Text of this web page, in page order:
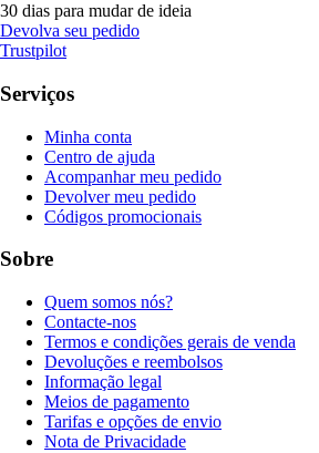
30 dias para mudar de ideia
Devolva seu pedido
Trustpilot
Serviços
Minha conta
Centro de ajuda
Acompanhar meu pedido
Devolver meu pedido
Códigos promocionais
Sobre
Quem somos nós?
Contacte-nos
Termos e condições gerais de venda
Devoluções e reembolsos
Informação legal
Meios de pagamento
Tarifas e opções de envio
Nota de Privacidade